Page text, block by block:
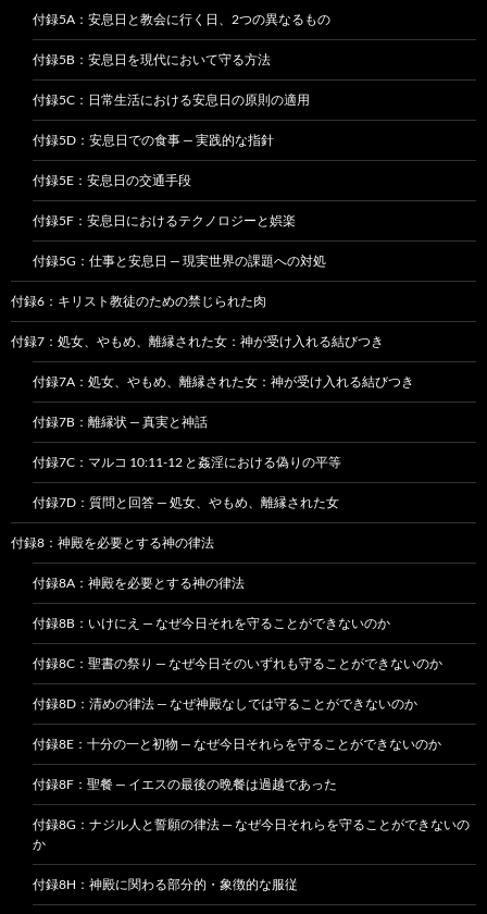
付録5A：安息日と教会に行く日、2つの異なるもの
付録5B：安息日を現代において守る方法
付録5C：日常生活における安息日の原則の適用
付録5D：安息日での食事 — 実践的な指針
付録5E：安息日の交通手段
付録5F：安息日におけるテクノロジーと娯楽
付録5G：仕事と安息日 — 現実世界の課題への対処
付録6：キリスト教徒のための禁じられた肉
付録7：処女、やもめ、離縁された女：神が受け入れる結びつき
付録7A：処女、やもめ、離縁された女：神が受け入れる結びつき
付録7B：離縁状 — 真実と神話
付録7C：マルコ 10:11-12 と姦淫における偽りの平等
付録7D：質問と回答 — 処女、やもめ、離縁された女
付録8：神殿を必要とする神の律法
付録8A：神殿を必要とする神の律法
付録8B：いけにえ — なぜ今日それを守ることができないのか
付録8C：聖書の祭り — なぜ今日そのいずれも守ることができないのか
付録8D：清めの律法 — なぜ神殿なしでは守ることができないのか
付録8E：十分の一と初物 — なぜ今日それらを守ることができないのか
付録8F：聖餐 — イエスの最後の晩餐は過越であった
付録8G：ナジル人と誓願の律法 — なぜ今日それらを守ることができないの
か
付録8H：神殿に関わる部分的・象徴的な服従